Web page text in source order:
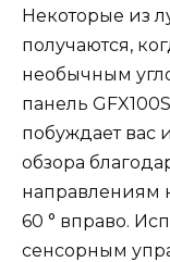
Некоторые из
получаются,
необычным
панель
побуждает вас
обзора
направлениям
60 ° вправо.
сенсорным